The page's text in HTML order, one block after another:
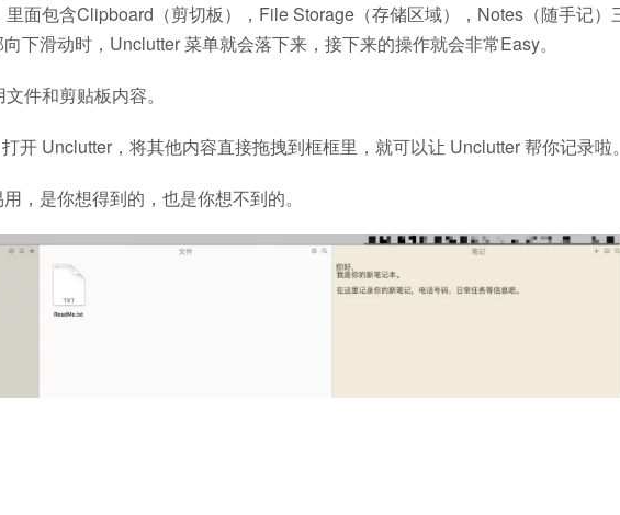
面包含Clipboard（剪切板），File Storage（存储区域），Notes（随手记）
下滑动时，Unclutter 菜单就会落下来，接下来的操作就会非常Easy。
件和剪贴板内容。
开 Unclutter，将其他内容直接拖拽到框框里，就可以让 Unclutter 帮你记录啦。
，是你想得到的，也是你想不到的。